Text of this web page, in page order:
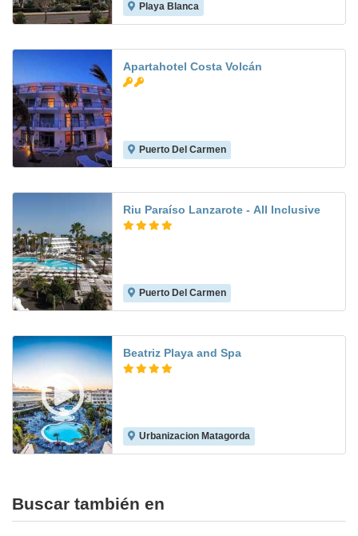
Playa Blanca
Apartahotel Costa Volcán
Puerto Del Carmen
Riu Paraíso Lanzarote - All Inclusive
Puerto Del Carmen
Beatriz Playa and Spa
Urbanizacion Matagorda
Buscar también en